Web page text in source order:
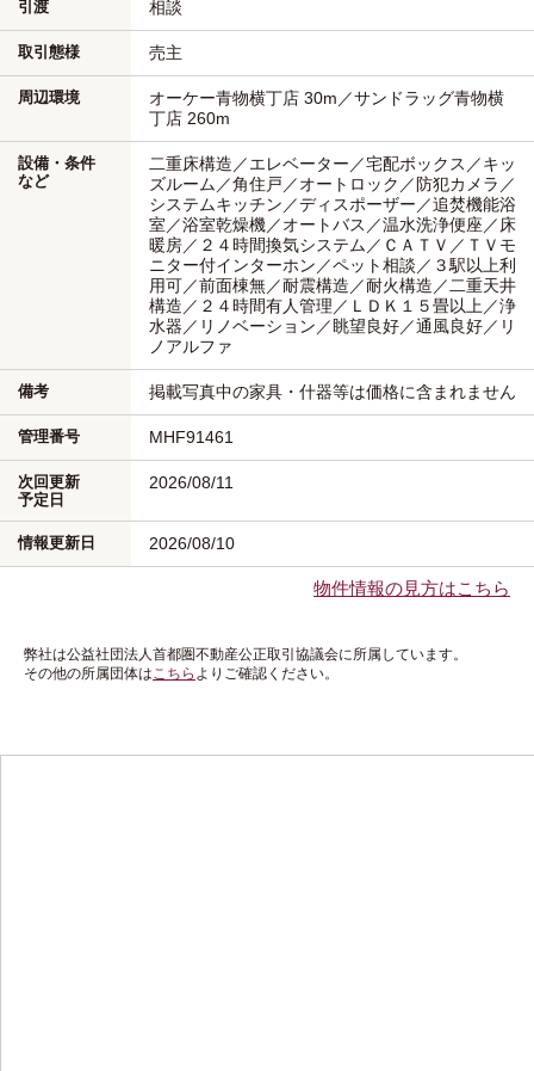
引渡 相談
取引態様 売主
周辺環境
オーケー青物横丁店 30m／サンドラッグ青物横
丁店 260m
設備・条件
など
二重床構造／エレベーター／宅配ボックス／キッ
ズルーム／角住戸／オートロック／防犯カメラ／
システムキッチン／ディスポーザー／追焚機能浴
室／浴室乾燥機／オートバス／温水洗浄便座／床
暖房／２４時間換気システム／ＣＡＴＶ／ＴＶモ
ニター付インターホン／ペット相談／３駅以上利
用可／前面棟無／耐震構造／耐火構造／二重天井
構造／２４時間有人管理／ＬＤＫ１５畳以上／浄
水器／リノベーション／眺望良好／通風良好／リ
ノアルファ
備考 掲載写真中の家具・什器等は価格に含まれません
管理番号 MHF91461
次回更新
予定日
2026/08/11
情報更新日 2026/08/10
物件情報の見方はこちら
弊社は公益社団法人首都圏不動産公正取引協議会に所属しています。
その他の所属団体はこちら よりご確認ください。